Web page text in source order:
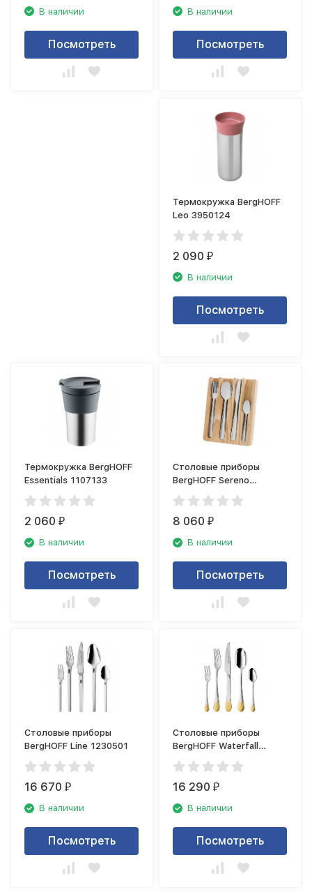
В наличии
Посмотреть
В наличии
Посмотреть
Термокружка BergHOFF
Leo 3950124
2 090₽
В наличии
Посмотреть
Термокружка BergHOFF
Essentials 1107133
2 060₽
В наличии
Посмотреть
Столовые приборы
BergHOFF Sereno
1212016
8 060₽
В наличии
Посмотреть
Столовые приборы
BergHOFF Line 1230501
16 670₽
В наличии
Посмотреть
Столовые приборы
BergHOFF Waterfall
1230505
16 290₽
В наличии
Посмотреть